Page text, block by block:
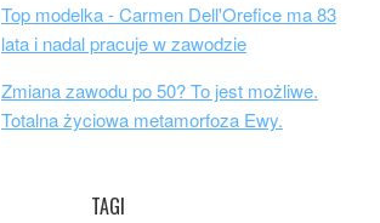
Top modelka - Carmen Dell'Orefice ma 83
lata i nadal pracuje w zawodzie
Zmiana zawodu po 50? To jest możliwe.
Totalna życiowa metamorfoza Ewy.
TAGI